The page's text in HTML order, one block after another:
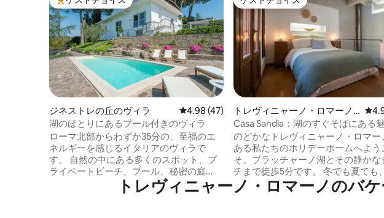
大好評のゲストチョイスです。
ジネストレの丘のヴィラ レビュー47件、5つ星中4.98つ星の平均評価
4.98 (47)
湖のほとりにあるプール付きのヴィラ
ローマ北部からわずか35分の、至福のエ
ネルギーを感じるイタリアのヴィラで
す。 自然の中にある多くのスポット、プ
ライベートビーチ、プール、秘密の庭
園、大理石のテーブル、景色の良いパテ
ィオ、テラスがあります。冬は田舎の雰
ゲストチョイス
トレヴィニャーノ・ロマーノ
のマンション・アパート
レ
Casa Sandia：湖のすぐそばにある
なアパート
のどかなトレヴィニャーノ・ロマー
ある私たちのホリデーホームへよう
そ。ブラッチャーノ湖とその静かな
チまで徒歩5分です。 冬でも夏でも
クゼーション、自然、本格的な料理
探しの方に最適です。 Casa Sandiaは、愛
トレヴィニャーノ・ロマーノのバ